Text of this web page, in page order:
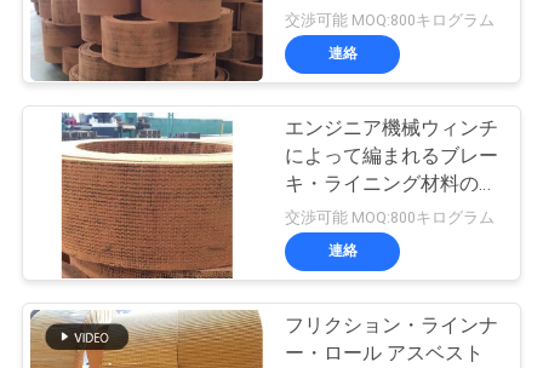
グ ロール
交渉可能 MOQ:800キログラム
連絡
エンジニア機械ウィンチ
によって編まれるブレー
キ・ライニング材料のブ
レーキ バンドを並べる
編まれたロール
交渉可能 MOQ:800キログラム
連絡
フリクション・ラインナ
ー・ロール アスベスト